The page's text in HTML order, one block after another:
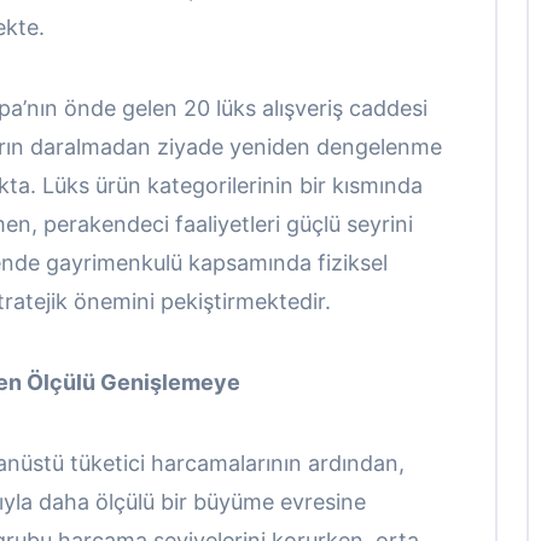
önde gelen 20 lüks alışveriş caddesi
daralmadan ziyade yeniden dengelenme
Lüks ürün kategorilerinin bir kısmında
perakendeci faaliyetleri güçlü seyrini
gayrimenkulü kapsamında fiziksel
önemini pekiştirmektedir.
Ölçülü Genişlemeye
tüketici harcamalarının ardından,
daha ölçülü bir büyüme evresine